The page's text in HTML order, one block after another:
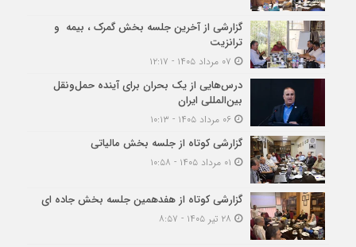
گزارشی از آخرین جلسه بخش گمرک ، بیمه و
ترانزیت
درس‌هایی از یک بحران برای آینده حمل‌ونقل
بین‌المللی ایران
گزارشی کوتاه از جلسه بخش مالیاتی
گزارشی کوتاه از هفدهمین جلسه بخش جاده ای